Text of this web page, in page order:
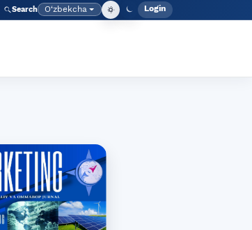
Search Language
O‘zbekcha Admin
Login